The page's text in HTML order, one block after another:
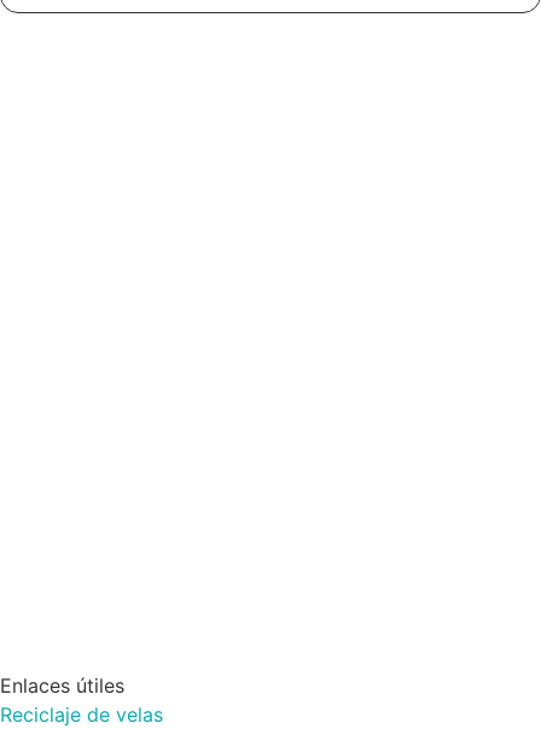
Enlaces útiles
Reciclaje de velas